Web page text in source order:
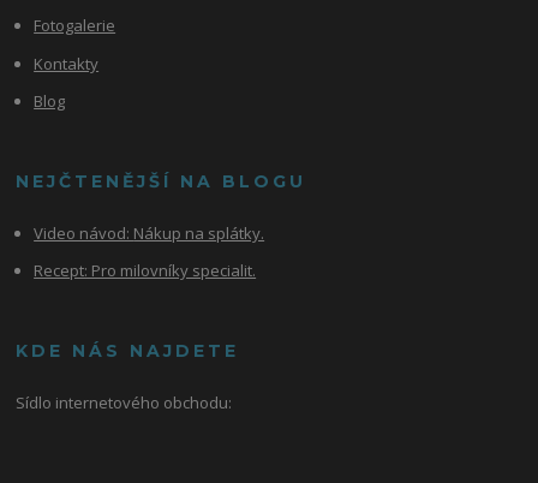
Fotogalerie
Kontakty
Blog
NEJČTENĚJŠÍ NA BLOGU
Video návod: Nákup na splátky.
Recept: Pro milovníky specialit.
KDE NÁS NAJDETE
Sídlo internetového obchodu: